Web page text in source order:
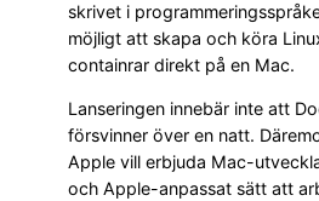
skrivet i
möjligt att skapa och köra
containrar direkt på en Mac.
Lanseringen innebär inte att
försvinner över en natt.
Apple vill erbjuda Mac-
och Apple-anpassat sätt att